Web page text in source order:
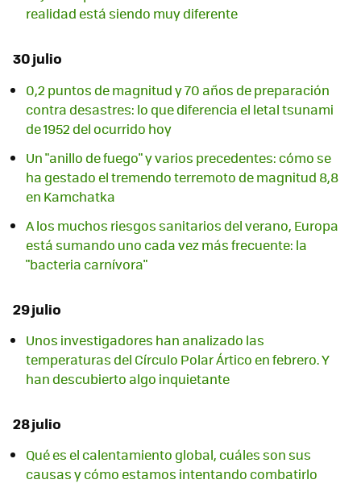
realidad está siendo muy diferente
30 julio
0,2 puntos de magnitud y 70 años de preparación
contra desastres: lo que diferencia el letal tsunami
de 1952 del ocurrido hoy
Un "anillo de fuego" y varios precedentes: cómo se
ha gestado el tremendo terremoto de magnitud 8,8
en Kamchatka
A los muchos riesgos sanitarios del verano, Europa
está sumando uno cada vez más frecuente: la
"bacteria carnívora"
29 julio
Unos investigadores han analizado las
temperaturas del Círculo Polar Ártico en febrero. Y
han descubierto algo inquietante
28 julio
Qué es el calentamiento global, cuáles son sus
causas y cómo estamos intentando combatirlo